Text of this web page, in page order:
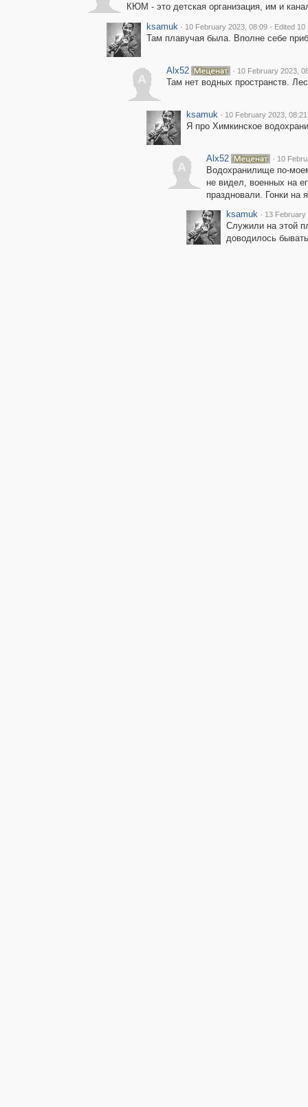
КЮМ - это детская организация, им и
ksamuk · 10 February 2023, 08:09 · Edited
Там плавучая была. Вполне себе
A
Alx52 · 10 February 2023,
Там нет водных пространств.
ksamuk · 10 February 2023, 08:21
Я про Химкинское
A
Alx52 · 10
Водохранилище по-
не видел, военных на
праздновали. Гонки на
ksamuk · 13 February
Служили на этой
доводилось